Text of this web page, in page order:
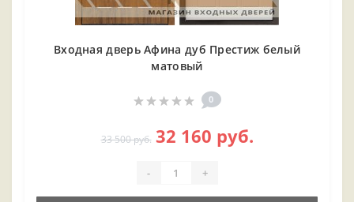
Входная дверь Афина дуб Престиж белый
матовый
0
33 500 руб. 32 160 руб.
- +